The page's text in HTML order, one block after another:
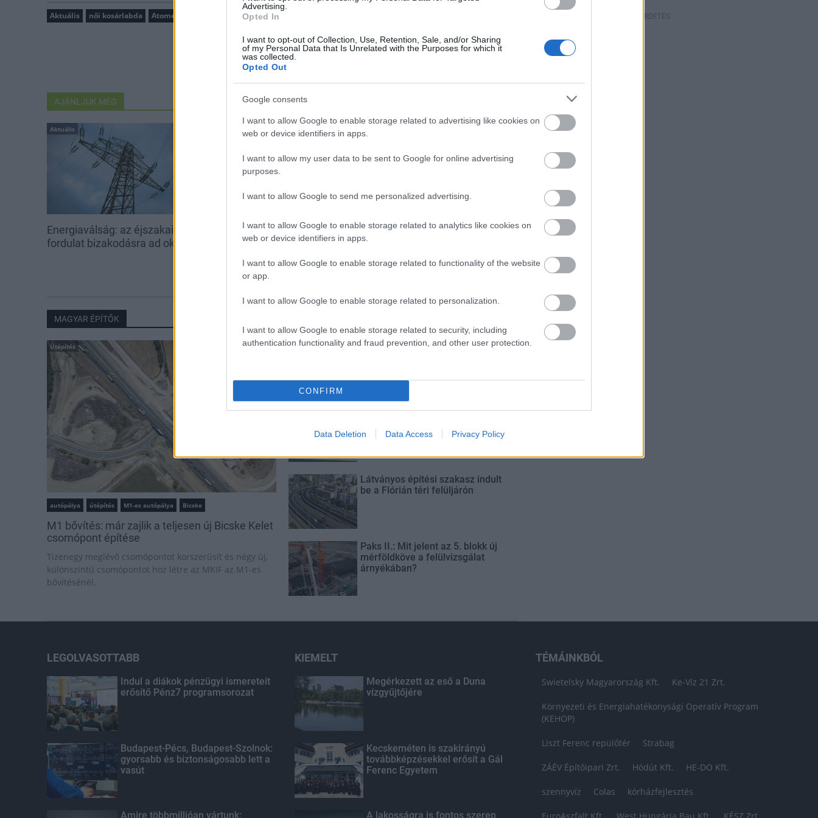
Advertising.
Opted In
I want to opt-out of Collection, Use, Retention, Sale, and/or Sharing
of my Personal Data that Is Unrelated with the Purposes for which it
was collected.
Opted Out
Google consents
I want to allow Google to enable storage related to advertising like cookies on
web or device identifiers in apps.
I want to allow my user data to be sent to Google for online advertising
purposes.
I want to allow Google to send me personalized advertising.
I want to allow Google to enable storage related to analytics like cookies on
web or device identifiers in apps.
I want to allow Google to enable storage related to functionality of the website
or app.
I want to allow Google to enable storage related to personalization.
I want to allow Google to enable storage related to security, including
authentication functionality and fraud prevention, and other user protection.
CONFIRM
Data Deletion Data Access Privacy Policy
Aktuális női kosárlabda Atomerőmű KSC Szekszárd
AJÁNLJUK MÉG
Aktuális
Energiaválság: az éjszakai
fordulat bizakodásra ad okot
Paks: hétfőn és talán még
kedden üzemben tartható az
Az atomerőmű egyetlen
hatása a környezetre, hogy a
MAGYAR ÉPÍTŐK
Útépítés
autópálya útépítés M1-es autópálya Bicske
M1 bővítés: már zajlik a teljesen új Bicske Kelet
csomópont építése
Tizenegy meglévő csomópontot korszerűsít és négy új,
különszintű csomópontot hoz létre az MKIF az M1-es
bővítésénél.
Új gyalogosátkelők és jelzőlámpás
Másfélszeresére bővítik
református iskoláját
Látványos építési szakasz indult
be a Flórián téri felüljárón
Paks II.: Mit jelent az 5. blokk új
mérföldköve a felülvizsgálat
árnyékában?
HIRDETÉS
LEGOLVASOTTABB
Indul a diákok pénzügyi ismereteit
erősítő Pénz7 programsorozat
Budapest-Pécs, Budapest-Szolnok:
gyorsabb és biztonságosabb lett a
vasút
Amire többmillióan vártunk:
KIEMELT
Megérkezett az eső a Duna
vízgyűjtőjére
Kecskeméten is szakirányú
továbbképzésekkel erősít a Gál
Ferenc Egyetem
A lakosságra is fontos szerep
TÉMÁINKBÓL
Swietelsky Magyarország Kft. Ke-Víz 21 Zrt.
Környezeti és Energiahatékonysági Operatív Program
(KEHOP)
Liszt Ferenc repülőtér Strabag
ZÁÉV Építőipari Zrt. Hódút Kft. HE-DO Kft.
szennyvíz Colas kórházfejlesztés